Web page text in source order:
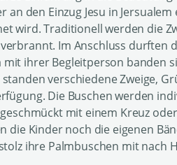
an den Einzug Jesu in
wird. Traditionell werden die
Im Anschluss durften
mit ihrer Begleitperson banden
verschiedene Zweige,
Die Buschen werden
mit einem Kreuz
die Kinder noch die eigenen
ihre Palmbuschen mit nach